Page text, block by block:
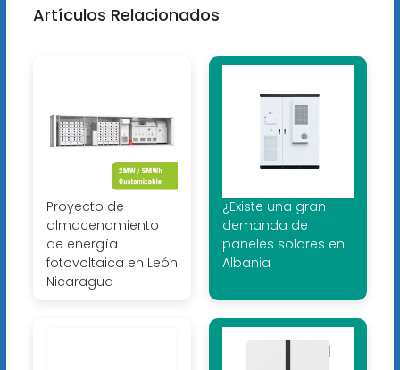
Artículos Relacionados
Proyecto de
almacenamiento
de energía
fotovoltaica en León
Nicaragua
¿Existe una gran
demanda de
paneles solares en
Albania